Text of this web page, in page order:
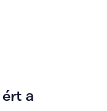
alatt sem
a